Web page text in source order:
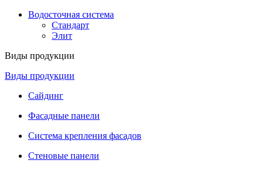
Водосточная система
Стандарт
Элит
Виды продукции
Виды продукции
Сайдинг
Фасадные панели
Система крепления фасадов
Стеновые панели